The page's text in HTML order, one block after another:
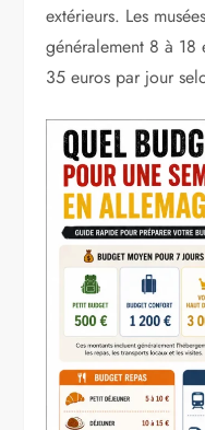
extérieurs. Les
généralement 8 à 18
35 euros par jour